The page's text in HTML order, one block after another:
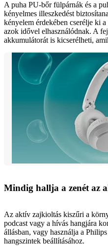
A puha PU-bőr fülpárnák és a
kényelmes illeszkedést
kényelem érdekében cserélje ki
azok idővel elhasználódnak. A
akkumulátorát is kicserélheti,
Mindig hallja a zenét az
Az aktív zajkioltás kiszűri a
podcast vagy a hívás hangjára
állásban, vagy használja a
hangszintek beállításához.